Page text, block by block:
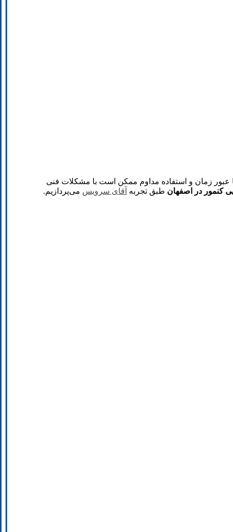
زمان و استفاده مداوم ممکن است با مشکلات فنی
کنمور در اصفهان طبق تجربه آقای سرویس می‌پردازیم.